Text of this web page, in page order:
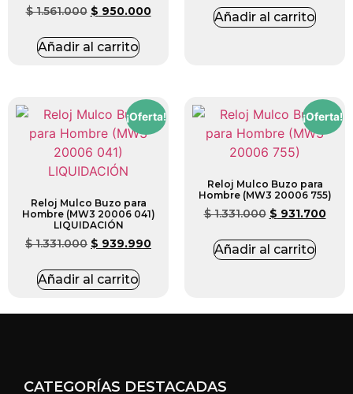
$1.561.000 $ 950.000
Añadir al carrito
Añadir al carrito
¡Oferta!
Reloj Mulco Buzo para
Hombre (MW3 20006 041)
LIQUIDACIÓN
$1.331.000 $ 939.990
Añadir al carrito
¡Oferta!
Reloj Mulco Buzo para
Hombre (MW3 20006 755)
$1.331.000 $ 931.700
Añadir al carrito
CATEGORÍAS DESTACADAS